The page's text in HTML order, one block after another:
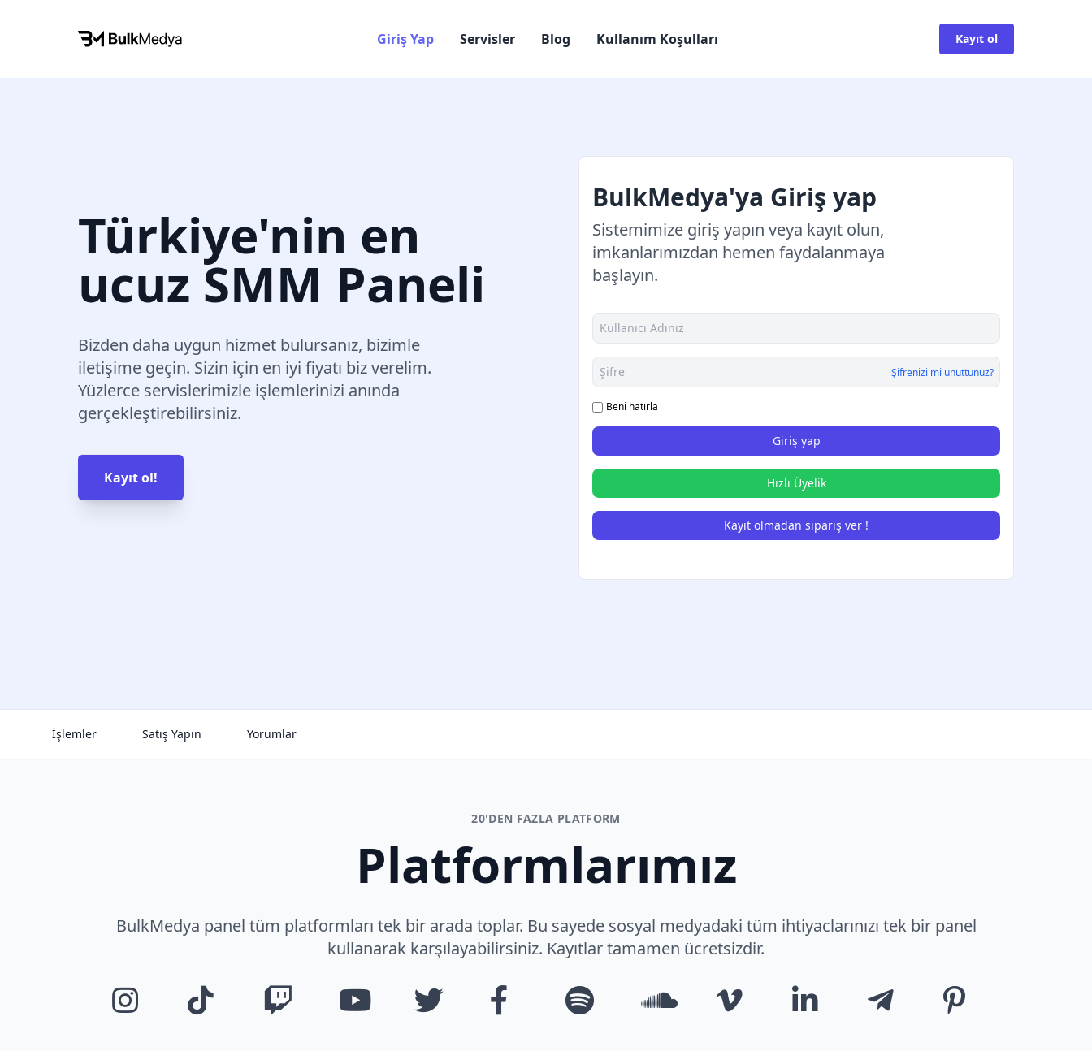
Giriş Yap Servisler Blog Kullanım Koşulları Kayıt ol
Türkiye'nin en
ucuz SMM Paneli
Bizden daha uygun hizmet bulursanız, bizimle
iletişime geçin. Sizin için en iyi fiyatı biz verelim.
Yüzlerce servislerimizle işlemlerinizi anında
gerçekleştirebilirsiniz.
Kayıt ol!
BulkMedya'ya Giriş yap
Sistemimize giriş yapın veya kayıt olun,
imkanlarımızdan hemen faydalanmaya
başlayın.
Şifrenizi mi unuttunuz?
Beni hatırla
Giriş yap
Hızlı Üyelik
Kayıt olmadan sipariş ver !
İşlemler Satış Yapın Yorumlar
20'DEN FAZLA PLATFORM
Platformlarımız
BulkMedya panel tüm platformları tek bir arada toplar. Bu sayede sosyal medyadaki tüm ihtiyaclarınızı tek bir panel
kullanarak karşılayabilirsiniz. Kayıtlar tamamen ücretsizdir.